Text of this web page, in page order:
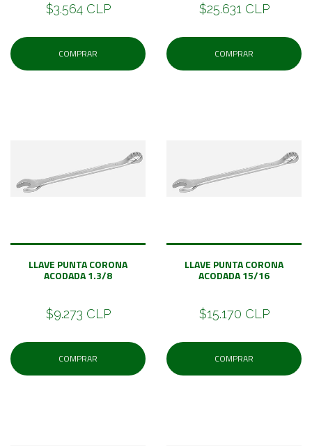
$3.564 CLP
COMPRAR
$25.631 CLP
COMPRAR
LLAVE PUNTA CORONA
ACODADA 1.3/8
$9.273 CLP
COMPRAR
LLAVE PUNTA CORONA
ACODADA 15/16
$15.170 CLP
COMPRAR